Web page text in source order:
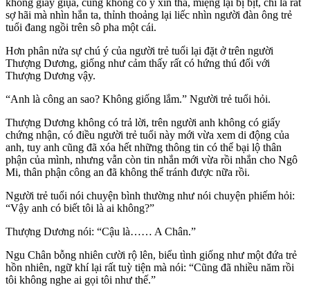
sợ hãi mà nhìn hắn ta, thỉnh thoảng lại liếc nhìn người đàn ông trẻ
tuổi đang ngồi trên sô pha một cái.
Hơn phân nửa sự chú ý của người trẻ tuổi lại đặt ở trên người
Thượng Dương, giống như cảm thấy rất có hứng thú đối với
Thượng Dương vậy.
“Anh là công an sao? Không giống lắm.” Người trẻ tuổi hỏi.
Thượng Dương không có trả lời, trên người anh không có giấy
chứng nhận, có điều người trẻ tuổi này mới vừa xem di động của
anh, tuy anh cũng đã xóa hết những thông tin có thể bại lộ thân
phận của mình, nhưng vẫn còn tin nhắn mới vừa rồi nhắn cho Ngô
Mi, thân phận công an đã không thể tránh được nữa rồi.
Người trẻ tuổi nói chuyện bình thường như nói chuyện phiếm hỏi:
“Vậy anh có biết tôi là ai không?”
Thượng Dương nói: “Cậu là…… A Chân.”
Ngu Chân bỗng nhiên cười rộ lên, biểu tình giống như một đứa trẻ
hồn nhiên, ngữ khí lại rất tuỳ tiện mà nói: “Cũng đã nhiều năm rồi
tôi không nghe ai gọi tôi như thế.”